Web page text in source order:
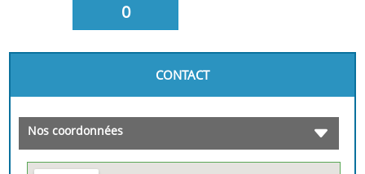
0
CONTACT
Nos coordonnées